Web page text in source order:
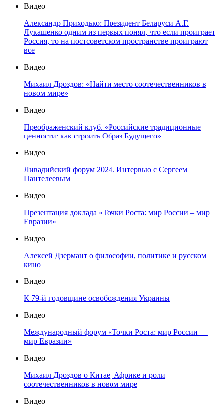
Видео
Александр Приходько: Президент Беларуси А.Г.
Лукашенко одним из первых понял, что если проиграет
Россия, то на постсоветском пространстве проиграют
все
Видео
Михаил Дроздов: «Найти место соотечественников в
новом мире»
Видео
Преображенский клуб. «Российские традиционные
ценности: как строить Образ Будущего»
Видео
Ливадийский форум 2024. Интервью с Сергеем
Пантелеевым
Видео
Презентация доклада «Точки Роста: мир России – мир
Евразии»
Видео
Алексей Дзермант о философии, политике и русском
кино
Видео
К 79-й годовщине освобождения Украины
Видео
Международный форум «Точки Роста: мир России —
мир Евразии»
Видео
Михаил Дроздов о Китае, Африке и роли
соотечественников в новом мире
Видео